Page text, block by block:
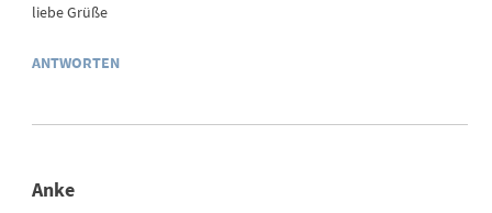
liebe Grüße
ANTWORTEN
Anke